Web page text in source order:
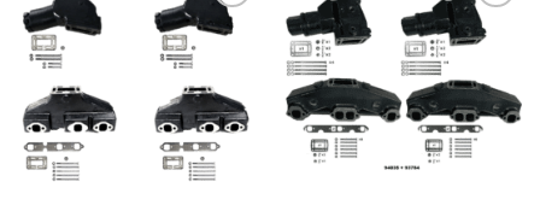
AJOUTER
À LA
LISTE
D’ENVIES
AJOUTER
À LA
LISTE
D’ENVIES